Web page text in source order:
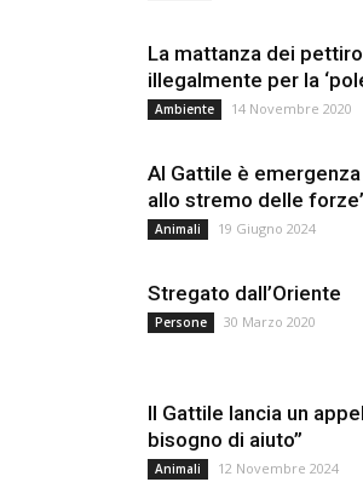
La mattanza dei
illegalmente per la
Ambiente 14 Novembre 2020
Al Gattile è
allo stremo delle
Animali 19 Giugno 2024
Stregato dall’Oriente
Persone 30 Marzo 2020
Il Gattile lancia un
bisogno di aiuto”
Animali 12 Novembre 2024